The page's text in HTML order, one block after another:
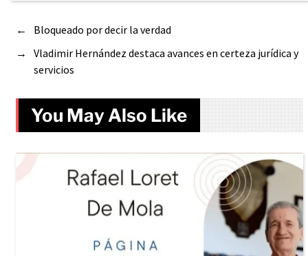
←
Bloqueado por decir la verdad
→
Vladimir Hernández destaca avances en certeza jurídica y
servicios
You May Also Like